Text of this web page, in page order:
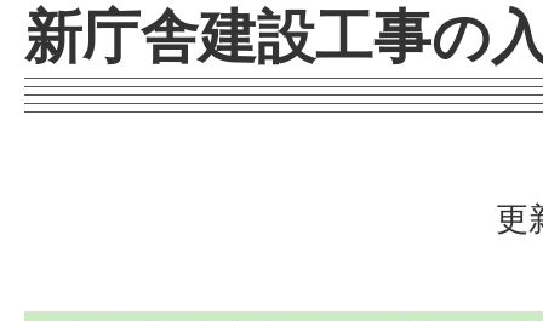
新庁舎建設工事の
更